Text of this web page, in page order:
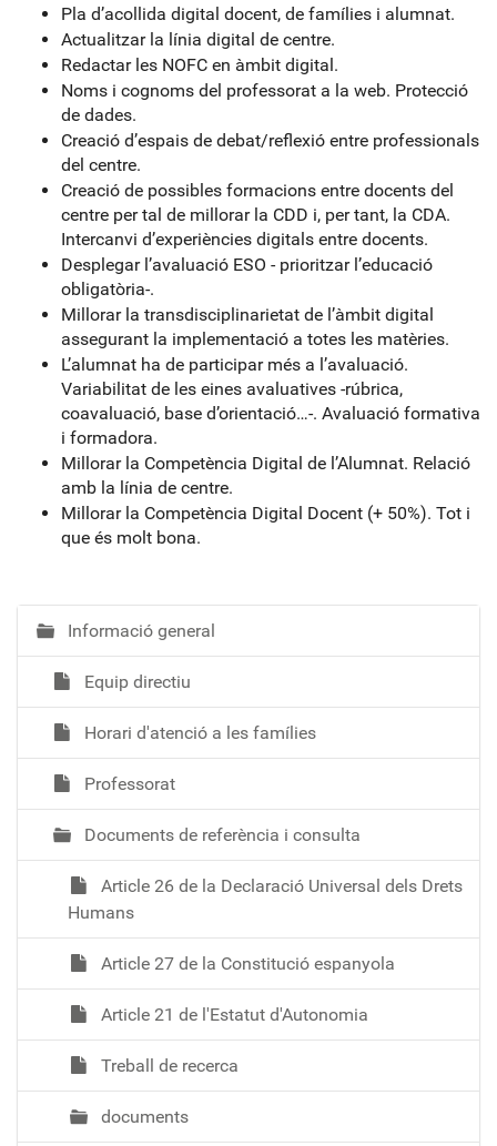
Pla d’acollida digital docent, de famílies i alumnat.
Actualitzar la línia digital de centre.
Redactar les NOFC en àmbit digital.
Noms i cognoms del professorat a la web. Protecció
de dades.
Creació d’espais de debat/reflexió entre professionals
del centre.
Creació de possibles formacions entre docents del
centre per tal de millorar la CDD i, per tant, la CDA.
Intercanvi d’experiències digitals entre docents.
Desplegar l’avaluació ESO - prioritzar l’educació
obligatòria-.
Millorar la transdisciplinarietat de l’àmbit digital
assegurant la implementació a totes les matèries.
L’alumnat ha de participar més a l’avaluació.
Variabilitat de les eines avaluatives -rúbrica,
coavaluació, base d’orientació…-. Avaluació formativa
i formadora.
Millorar la Competència Digital de l’Alumnat. Relació
amb la línia de centre.
Millorar la Competència Digital Docent (+ 50%). Tot i
que és molt bona.
N
a
e
a
Informació general
Equip directiu
Horari d'atenció a les famílies
Professorat
Documents de referència i consulta
Article 26 de la Declaració Universal dels Drets
Humans
Article 27 de la Constitució espanyola
Article 21 de l'Estatut d'Autonomia
Treball de recerca
documents